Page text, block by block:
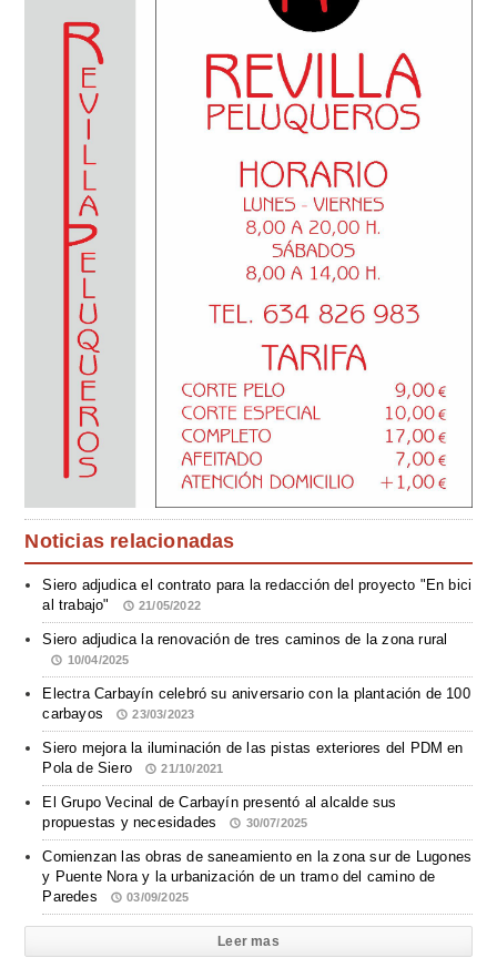
Noticias relacionadas
Siero adjudica el contrato para la redacción del proyecto "En bici
al trabajo"
21/05/2022
Siero adjudica la renovación de tres caminos de la zona rural
10/04/2025
Electra Carbayín celebró su aniversario con la plantación de 100
carbayos
23/03/2023
Siero mejora la iluminación de las pistas exteriores del PDM en
Pola de Siero
21/10/2021
El Grupo Vecinal de Carbayín presentó al alcalde sus
propuestas y necesidades
30/07/2025
Comienzan las obras de saneamiento en la zona sur de Lugones
y Puente Nora y la urbanización de un tramo del camino de
Paredes
03/09/2025
Leer mas